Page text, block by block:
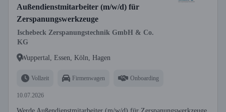
Außendienstmitarbeiter (m/w/d) für
Zerspanungswerkzeuge
Ischebeck Zerspanungstechnik GmbH & Co.
KG
Wuppertal, Essen, Köln, Hagen
Vollzeit Firmenwagen Onboarding
10.07.2026